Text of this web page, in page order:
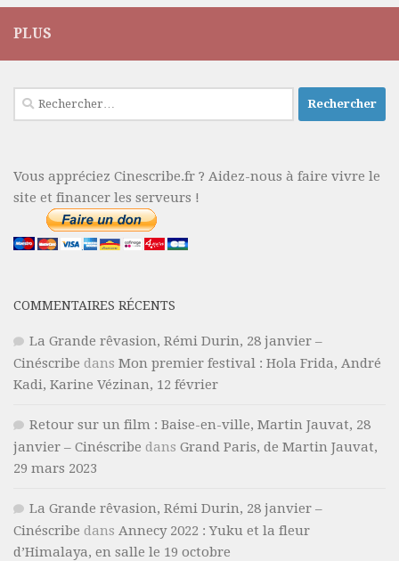
PLUS
Rechercher :
Vous appréciez Cinescribe.fr ? Aidez-nous à faire vivre le
site et financer les serveurs !
COMMENTAIRES RÉCENTS
La Grande rêvasion, Rémi Durin, 28 janvier –
Cinéscribe dans Mon premier festival : Hola Frida, André
Kadi, Karine Vézinan, 12 février
Retour sur un film : Baise-en-ville, Martin Jauvat, 28
janvier – Cinéscribe dans Grand Paris, de Martin Jauvat,
29 mars 2023
La Grande rêvasion, Rémi Durin, 28 janvier –
Cinéscribe dans Annecy 2022 : Yuku et la fleur
d’Himalaya, en salle le 19 octobre